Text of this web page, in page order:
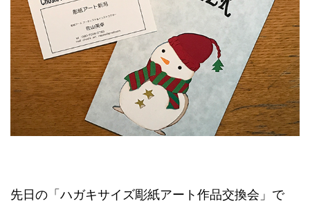
先日の「ハガキサイズ彫紙アート作品交換会」で